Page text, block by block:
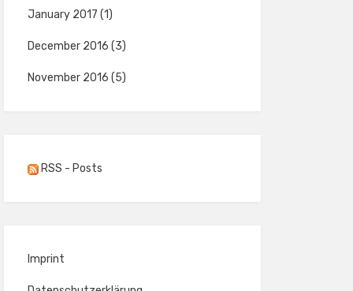
January 2017 (1)
December 2016 (3)
November 2016 (5)
RSS - Posts
Imprint